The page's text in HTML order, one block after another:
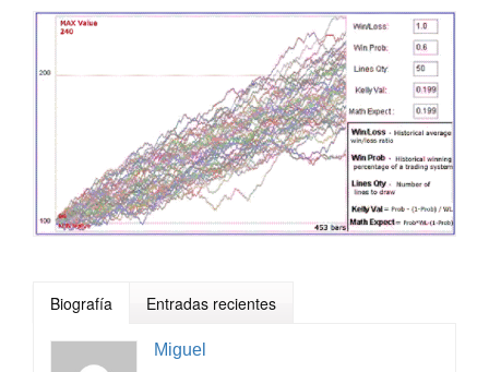
Biografía Entradas recientes
Miguel